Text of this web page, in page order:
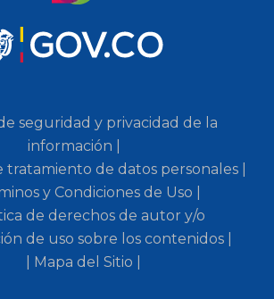
seguridad y privacidad de la
información |
tratamiento de datos personales |
y Condiciones de Uso |
de derechos de autor y/o
de uso sobre los contenidos |
| Mapa del Sitio |